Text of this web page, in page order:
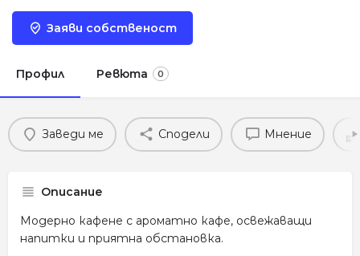
Заяви собственост
Профил Ревюта 0
Заведи ме Сподели Мнение
Описание
Модерно кафене с ароматно кафе, освежаващи
напитки и приятна обстановка.